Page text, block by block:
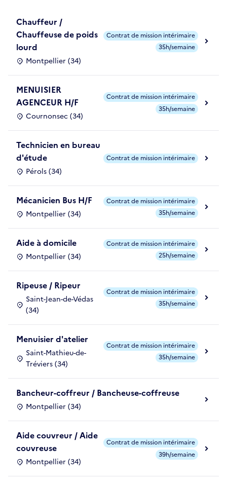
Chauffeur /
Chauffeuse de poids
lourd
Montpellier (34)
Contrat de mission intérimaire
35h/semaine
MENUISIER
AGENCEUR H/F
Cournonsec (34)
Contrat de mission intérimaire
35h/semaine
Technicien en bureau
d'étude
Pérols (34)
Contrat de mission intérimaire
Mécanicien Bus H/F
Montpellier (34)
Contrat de mission intérimaire
35h/semaine
Aide à domicile
Montpellier (34)
Contrat de mission intérimaire
25h/semaine
Ripeuse / Ripeur
Saint-Jean-de-Védas
(34)
Contrat de mission intérimaire
35h/semaine
Menuisier d'atelier
Saint-Mathieu-de-
Tréviers (34)
Contrat de mission intérimaire
35h/semaine
Bancheur-coffreur / Bancheuse-coffreuse
Montpellier (34)
Aide couvreur / Aide
couvreuse
Montpellier (34)
Contrat de mission intérimaire
39h/semaine